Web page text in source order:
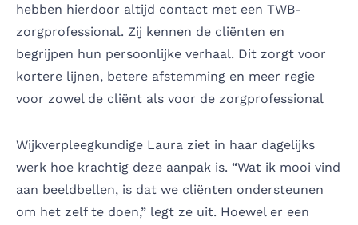
hebben hierdoor altijd contact met een TWB-
zorgprofessional. Zij kennen de cliënten en
begrijpen hun persoonlijke verhaal. Dit zorgt voor
kortere lijnen, betere afstemming en meer regie
voor zowel de cliënt als voor de zorgprofessional
Wijkverpleegkundige Laura ziet in haar dagelijks
werk hoe krachtig deze aanpak is. “Wat ik mooi vind
aan beeldbellen, is dat we cliënten ondersteunen
om het zelf te doen,” legt ze uit. Hoewel er een